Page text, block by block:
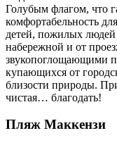
Голубым флагом, что
комфортабельность
детей, пожилых
набережной и от
звукопоглощающими
купающихся от
близости природы.
чистая… благодать!
Пляж Маккензи